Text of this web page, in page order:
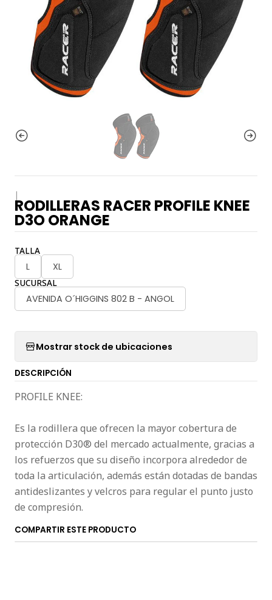
|
RODILLERAS RACER PROFILE KNEE
D3O ORANGE
TALLA
L XL
SUCURSAL
AVENIDA O´HIGGINS 802 B - ANGOL
Mostrar stock de ubicaciones
DESCRIPCIÓN
PROFILE KNEE:
Es la rodillera que ofrecen la mayor cobertura de
protección D30® del mercado actualmente, gracias a
los refuerzos que su diseño incorpora alrededor de
toda la articulación, además están dotadas de bandas
antideslizantes y velcros para regular el punto justo
de compresión.
COMPARTIR ESTE PRODUCTO